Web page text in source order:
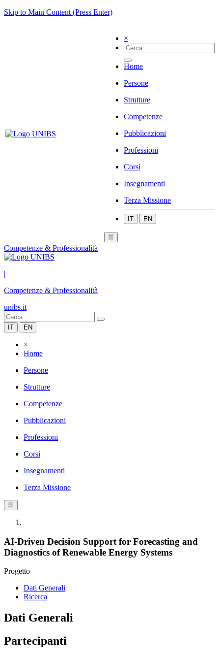
Skip to Main Content (Press Enter)
×
Home
Persone
Strutture
Competenze
Pubblicazioni
Professioni
Corsi
Insegnamenti
Terza Missione
IT EN
☰
Competenze & Professionalità
|
Competenze & Professionalità
unibs.it
IT EN
×
Home
Persone
Strutture
Competenze
Pubblicazioni
Professioni
Corsi
Insegnamenti
Terza Missione
☰
AI-Driven Decision Support for Forecasting and
Diagnostics of Renewable Energy Systems
Progetto
Dati Generali
Ricerca
Dati Generali
Partecipanti